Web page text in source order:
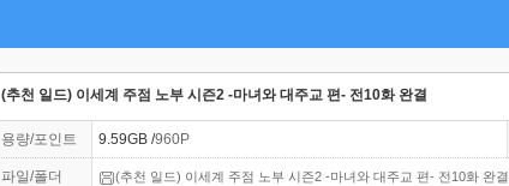
(추천 일드) 이세계 주점 노부 시즌2 -마녀와 대주교 편- 전10화 완결
용량/포인트 9.59GB /960P
파일/폴더 (추천 일드) 이세계 주점 노부 시즌2 -마녀와 대주교 편- 전10화 완결